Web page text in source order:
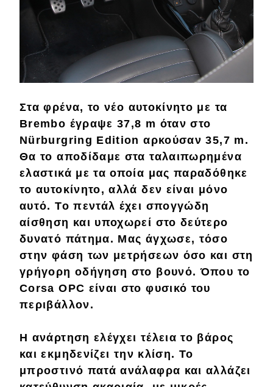
Σταφρένα, το νέο αυτοκίνητο με τα
Brembo έγραψε37,8 m όταν στο
Nürburgring Edition αρκούσαν 35,7 m.
Θα το αποδίδαμε σταταλαιπωρημένα
ελαστικά με τα οποία μας παραδόθηκε
το αυτοκίνητο, αλλά δεν είναι μόνο
αυτό. Το πεντάλ έχει σπογγώδη
αίσθηση και υποχωρεί στο δεύτερο
δυνατό πάτημα. Μας άγχωσε, τόσο
στην φάση των μετρήσεων όσο και στη
γρήγορη οδήγηση στο βουνό. Όπου το
Corsa OPC είναι στο φυσικό του
περιβάλλον.
Η ανάρτηση ελέγχει τέλεια το βάρος
καιεκμηδενίζει την κλίση. Το
μπροστινό πατάανάλαφρα και αλλάζει